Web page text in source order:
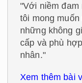
"Với niềm đam
tôi mong
những không
cấp và phù
nhân."
Xem thêm bài